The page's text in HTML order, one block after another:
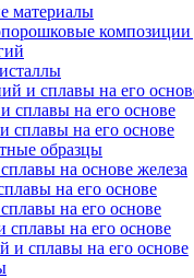
материалы
композиции
и сплавы на его
сплавы на его основе
сплавы на его основе
образцы
на основе железа
на его основе
на его основе
сплавы на его основе
и сплавы на его основе